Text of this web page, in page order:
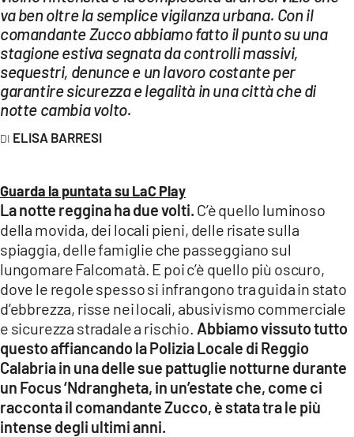
LaC
Network
LACPLAY.IT
LACTV.IT
LACITYMAG.IT
ILREGGINO.IT
COSENZACHANNEL.IT
ILVIBONESE.IT
CATANZAROCHANNEL.IT
LACAPITALENEWS.IT
App
ANDROID
va ben oltre la semplice vigilanza urbana. Con il
comandante Zucco abbiamo fatto il punto su una
stagione estiva segnata da controlli massivi,
sequestri, denunce e un lavoro costante per
garantire sicurezza e legalità in una città che di
notte cambia volto.
ELISA BARRESI
Guarda la puntata su LaC Play
La notte reggina ha due volti. C’è quello luminoso
della movida, dei locali pieni, delle risate sulla
spiaggia, delle famiglie che passeggiano sul
lungomare Falcomatà. E poi c’è quello più oscuro,
dove le regole spesso si infrangono tra guida in stato
d’ebbrezza, risse nei locali, abusivismo commerciale
e sicurezza stradale a rischio. Abbiamo vissuto tutto
questo affiancando la Polizia Locale di Reggio
Calabria in una delle sue pattuglie notturne durante
un Focus ‘Ndrangheta, in un’estate che, come ci
racconta il comandante Zucco, è stata tra le più
intense degli ultimi anni.